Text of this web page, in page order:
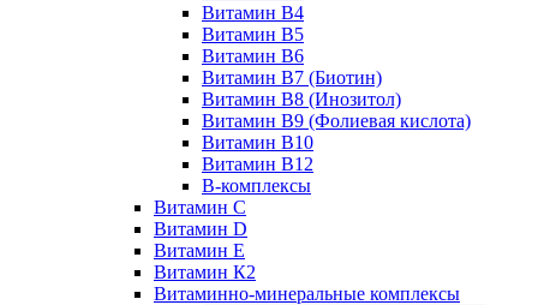
Витамин B4
Витамин B5
Витамин B6
Витамин B7 (Биотин)
Витамин B8 (Инозитол)
Витамин B9 (Фолиевая кислота)
Витамин B10
Витамин B12
B-комплексы
Витамин C
Витамин D
Витамин E
Витамин К2
Витаминно-минеральные комплексы